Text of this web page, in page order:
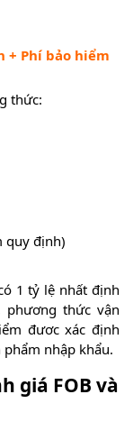
+ Phí bảo hiểm
thức:
quy định)
1 tỷ lệ nhất định
thức vận
đươc xác định
phẩm nhập khẩu.
giá FOB và